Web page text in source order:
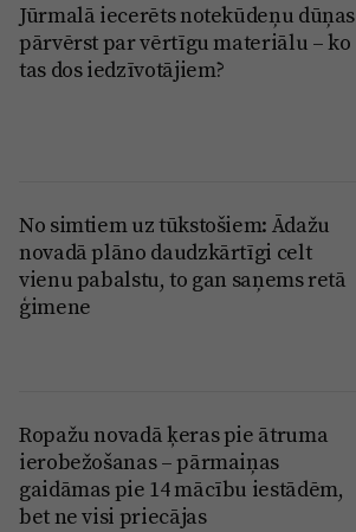
Jūrmalā iecerēts notekūdeņu dūņas
pārvērst par vērtīgu materiālu – ko
tas dos iedzīvotājiem?
No simtiem uz tūkstošiem: Ādažu
novadā plāno daudzkārtīgi celt
vienu pabalstu, to gan saņems retā
ģimene
Ropažu novadā ķeras pie ātruma
ierobežošanas – pārmaiņas
gaidāmas pie 14 mācību iestādēm,
bet ne visi priecājas